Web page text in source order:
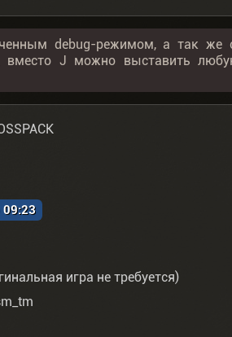
debug-режимом, а так же
вместо J можно выставить
09:23
игра не требуется)